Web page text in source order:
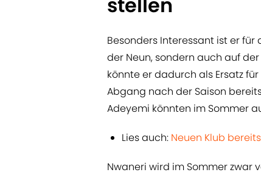
Besonders Interessant ist er für
der Neun, sondern auch auf
könnte er dadurch als Ersatz
Abgang nach der Saison
Adeyemi könnten im Sommer
Lies auch: Neuen Klub
Nwaneri wird im Sommer zwar